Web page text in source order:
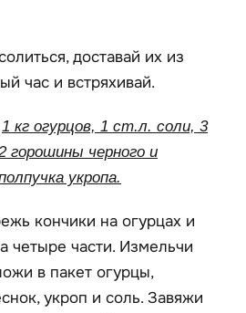
доставай их из
час и встряхивай.
1 кг огурцов, 1 ст.л. соли, 3
горошины черного и
укропа.
кончики на огурцах и
четыре части. Измельчи
в пакет огурцы,
укроп и соль. Завяжи